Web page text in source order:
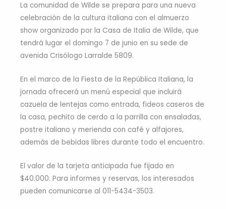
La comunidad de Wilde se prepara para una nueva
celebración de la cultura italiana con el almuerzo
show organizado por la Casa de Italia de Wilde, que
tendrá lugar el domingo 7 de junio en su sede de
avenida Crisólogo Larralde 5809.
En el marco de la Fiesta de la República Italiana, la
jornada ofrecerá un menú especial que incluirá
cazuela de lentejas como entrada, fideos caseros de
la casa, pechito de cerdo a la parrilla con ensaladas,
postre italiano y merienda con café y alfajores,
además de bebidas libres durante todo el encuentro.
El valor de la tarjeta anticipada fue fijado en
$40.000. Para informes y reservas, los interesados
pueden comunicarse al 011-5434-3503.